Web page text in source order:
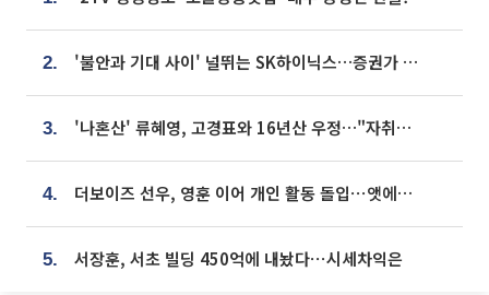
2. '불안과 기대 사이' 널뛰는 SK하이닉스…증권가 "HBM4·LTA 기반 펀터멘털 견고"
3. '나혼산' 류혜영, 고경표와 16년산 우정…"자취방서 부모님과 마주쳐"
4. 더보이즈 선우, 영훈 이어 개인 활동 돌입⋯앳에어리어와 전속계약
5. 서장훈, 서초 빌딩 450억에 내놨다⋯시세차익은